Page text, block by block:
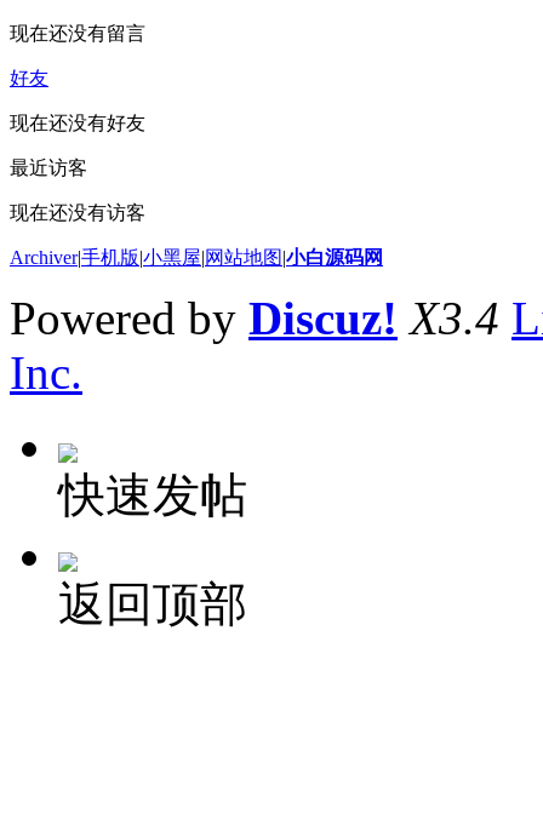
现在还没有留言
好友
现在还没有好友
最近访客
现在还没有访客
Archiver|手机版|小黑屋|网站地图|小白源码网
Powered by Discuz! X3.4
Inc.
快速发帖
返回顶部